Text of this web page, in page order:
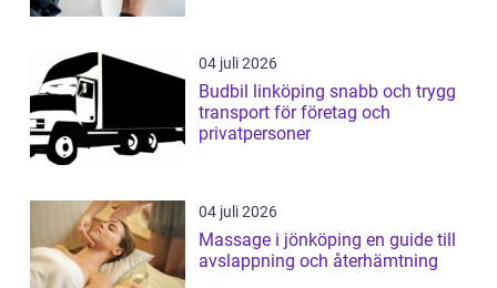
04 juli 2026
Budbil linköping snabb och trygg
transport för företag och
privatpersoner
04 juli 2026
Massage i jönköping en guide till
avslappning och återhämtning